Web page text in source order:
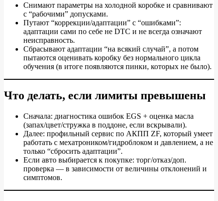
Снимают параметры на холодной коробке и сравнивают
с “рабочими” допусками.
Путают “коррекции/адаптации” с “ошибками”:
адаптации сами по себе не DTC и не всегда означают
неисправность.
Сбрасывают адаптации “на всякий случай”, а потом
пытаются оценивать коробку без нормального цикла
обучения (в итоге появляются пинки, которых не было).
Что делать, если лимиты превышены
Сначала: диагностика ошибок EGS + оценка масла
(запах/цвет/стружка в поддоне, если вскрывали).
Далее: профильный сервис по АКПП ZF, который умеет
работать с мехатроником/гидроблоком и давлением, а не
только “сбросить адаптации”.
Если авто выбирается к покупке: торг/отказ/доп.
проверка — в зависимости от величины отклонений и
симптомов.